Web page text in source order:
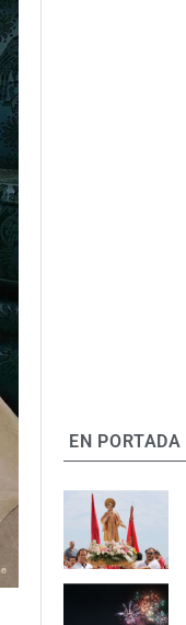
EN PORTADA